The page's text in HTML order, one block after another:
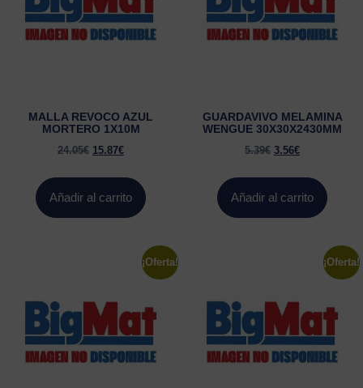
MALLA REVOCO AZUL
MORTERO 1X10M
24.05€ 15.87€
Añadir al carrito
GUARDAVIVO MELAMINA
WENGUE 30X30X2430MM
5.39€ 3.56€
Añadir al carrito
¡Oferta! ¡Oferta!